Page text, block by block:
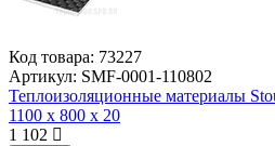
Код товара: 73227
Артикул: SMF-0001-110802
Теплоизоляционные материалы
1100 x 800 x 20
1 102